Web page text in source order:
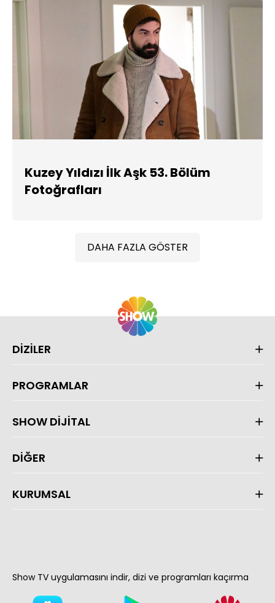
Kuzey Yıldızı İlk Aşk 53. Bölüm
Fotoğrafları
DAHA FAZLA GÖSTER
DİZİLER
PROGRAMLAR
SHOW DİJİTAL
DİĞER
KURUMSAL
Show TV uygulamasını indir, dizi ve programları kaçırma